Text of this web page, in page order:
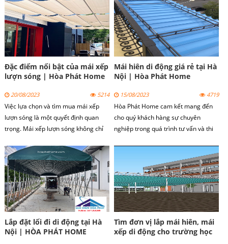
Đặc điểm nổi bật của mái xếp
lượn sóng | Hòa Phát Home
20/08/2023 5214
Việc lựa chọn và tìm mua mái xếp
lượn sóng là một quyết định quan
trọng. Mái xếp lượn sóng không chỉ
mưa mà còn tăng tính thẩm mỹ và
tiện ích cho không gian sống ngoài
trời.
Mái hiên di động giá rẻ tại Hà
Nội | Hòa Phát Home
15/08/2023 4719
Hòa Phát Home cam kết mang đến
cho quý khách hàng sự chuyên
nghiệp trong quá trình tư vấn và thi
Lắp đặt lối đi di động tại Hà
Nội | HÒA PHÁT HOME
Tìm đơn vị lắp mái hiên, mái
xếp di động cho trường học